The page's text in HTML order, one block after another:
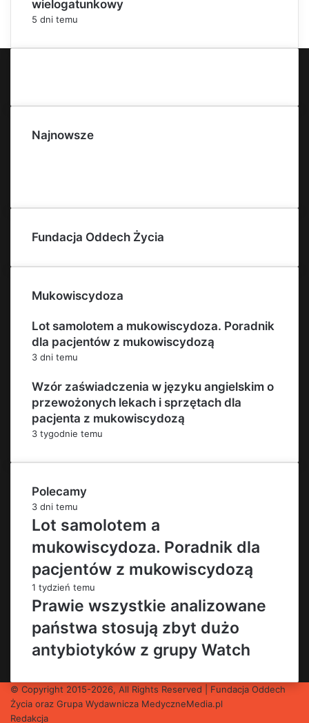
wielogatunkowy
5 dni temu
Najnowsze
Fundacja Oddech Życia
Mukowiscydoza
Lot samolotem a mukowiscydoza. Poradnik
dla pacjentów z mukowiscydozą
3 dni temu
Wzór zaświadczenia w języku angielskim o
przewożonych lekach i sprzętach dla
pacjenta z mukowiscydozą
3 tygodnie temu
Polecamy
3 dni temu
Lot samolotem a
mukowiscydoza. Poradnik dla
pacjentów z mukowiscydozą
1 tydzień temu
Prawie wszystkie analizowane
państwa stosują zbyt dużo
antybiotyków z grupy Watch
© Copyright 2015-2026, All Rights Reserved | Fundacja Oddech
Życia oraz Grupa Wydawnicza MedyczneMedia.pl
Redakcja